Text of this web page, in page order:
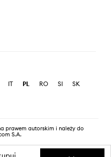
IT PL RO SI
SK
prawem autorskim i należy do
S.A.